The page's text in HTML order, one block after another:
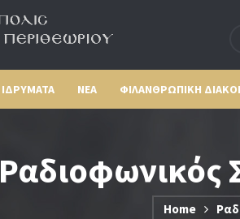
ΙΔΡΥΜΑΤΑ ΝΕΑ ΦΙΛΑΝΘΡΩΠΙΚΗ
Ραδιoφωνικός
Home